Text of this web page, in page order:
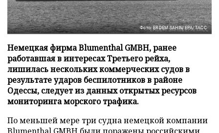
Фото: ERDEM SAHIN/EPA/ТАСС
Немецкая фирма Blumenthal GMBH, ранее
работавшая в интересах Третьего рейха,
лишилась нескольких коммерческих судов в
результате ударов беспилотников в районе
Одессы, следует из данных открытых ресурсов
мониторинга морского трафика.
По меньшей мере три судна немецкой компании